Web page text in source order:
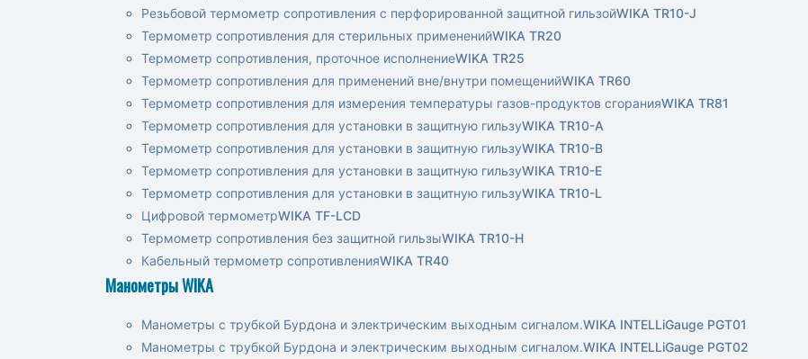
Резьбовой термометр сопротивления с перфорированной защитной гильзойWIKA TR10-J
Термометр сопротивления для стерильных примененийWIKA TR20
Термометр сопротивления, проточное исполнениеWIKA TR25
Термометр сопротивления для применений вне/внутри помещенийWIKA TR60
Термометр сопротивления для измерения температуры газов-продуктов сгоранияWIKA TR81
Термометр сопротивления для установки в защитную гильзуWIKA TR10-A
Термометр сопротивления для установки в защитную гильзуWIKA TR10-B
Термометр сопротивления для установки в защитную гильзуWIKA TR10-E
Термометр сопротивления для установки в защитную гильзуWIKA TR10-L
Цифровой термометрWIKA TF-LCD
Термометр сопротивления без защитной гильзыWIKA TR10-H
Кабельный термометр сопротивленияWIKA TR40
Манометры WIKA
Манометры с трубкой Бурдона и электрическим выходным сигналом.WIKA INTELLiGauge PGT01
Манометры с трубкой Бурдона и электрическим выходным сигналом.WIKA INTELLiGauge PGT02